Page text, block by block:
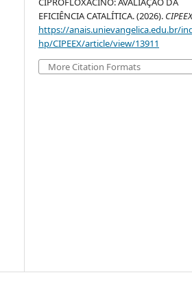
EFICIÊNCIA CATALÍTICA. (2026).
https://anais.unievangelica.edu.br/
hp/CIPEEX/article/view/13911
More Citation Formats